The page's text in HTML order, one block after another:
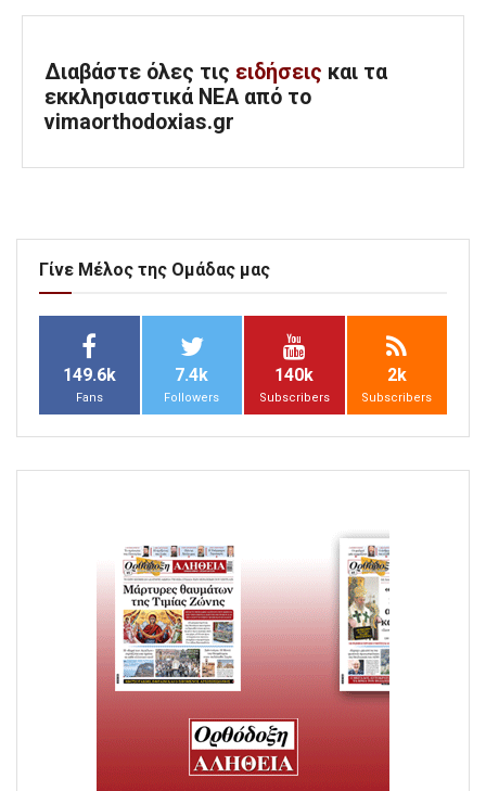
Διαβάστε όλες τις ειδήσεις και τα
εκκλησιαστικά ΝΕΑ από το
vimaorthodoxias.gr
Γίνε Μέλος της Ομάδας μας
149.6k
Fans
7.4k
Followers
140k
Subscribers
2k
Subscribers